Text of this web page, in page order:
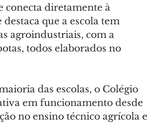
conecta diretamente à
que a escola tem
agroindustriais, com a
todos elaborados no
das escolas, o Colégio
em funcionamento desde
no ensino técnico agrícola e